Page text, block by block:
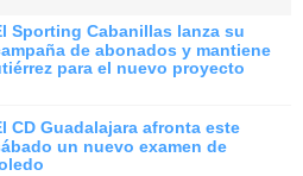
Sporting Cabanillas lanza su
de abonados y mantiene
para el nuevo proyecto
CD Guadalajara afronta este
un nuevo examen de